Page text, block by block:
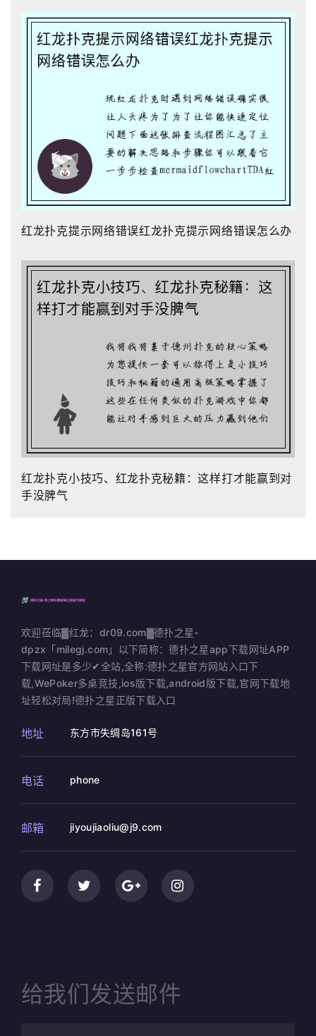
红龙扑克提示网络错误红龙扑克提示网络错误怎么办
红龙扑克小技巧、红龙扑克秘籍：这样打才能赢到对
手没脾气
欢迎莅临▓红龙：dr09.com▓德扑之星-
dpzx「milegj.com」以下简称：德扑之星app下载网址APP
下载网址是多少✔全站,全称:德扑之星官方网站入口下
载,WePoker多桌竞技,ios版下载,android版下载,官网下载地
址轻松对局!德扑之星正版下载入口
地址 东方市失绸岛161号
电话 phone
邮箱 jiyoujiaoliu@j9.com
给我们发送邮件